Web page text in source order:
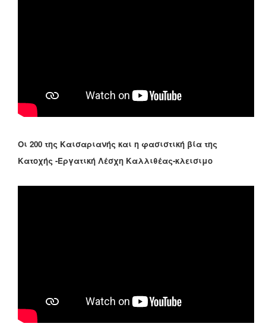
Οι 200 της Καισαριανής και η φασιστική βία της
Κατοχής -Εργατική Λέσχη Καλλιθέας-κλεισιμο